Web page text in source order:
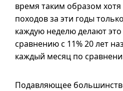
время таким образом
походов за эти годы
каждую неделю делают
сравнению с 11% 20 лет
каждый месяц по
Подавляющее